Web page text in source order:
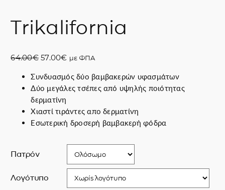
Trikalifornia
64.00€ O
i
g
i
n
a
57.00€Η
ρ
έ
ο
υ
με ΦΠΑ
Συνδυασμός δύο βαμβακερών υφασμάτων
Δύο μεγάλες τσέπες από υψηλής ποιότητας
δερματίνη
Χιαστί τιράντες απο δερματίνη
Εσωτερική δροσερή βαμβακερή φόδρα
Πατρόν
Λογότυπο